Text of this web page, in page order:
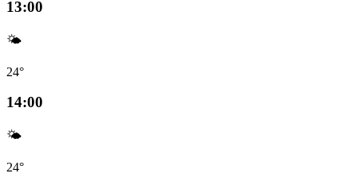
13:00
🌤️
24°
14:00
🌤️
24°